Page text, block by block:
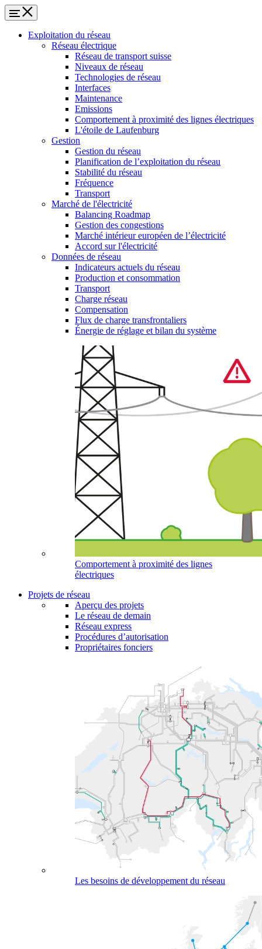
Exploitation du réseau
Réseau électrique
Réseau de transport suisse
Niveaux de réseau
Technologies de réseau
Interfaces
Maintenance
Emissions
Comportement à proximité des lignes électriques
L'étoile de Laufenburg
Gestion
Gestion du réseau
Planification de l’exploitation du réseau
Stabilité du réseau
Fréquence
Transport
Marché de l'électricité
Balancing Roadmap
Gestion des congestions
Marché intérieur européen de l’électricité
Accord sur l'électricité
Données de réseau
Indicateurs actuels du réseau
Production et consommation
Transport
Charge réseau
Compensation
Flux de charge transfrontaliers
Énergie de réglage et bilan du système
Comportement à proximité des lignes
électriques
Projets de réseau
Aperçu des projets
Le réseau de demain
Réseau express
Procédures d’autorisation
Propriétaires fonciers
Les besoins de développement du réseau